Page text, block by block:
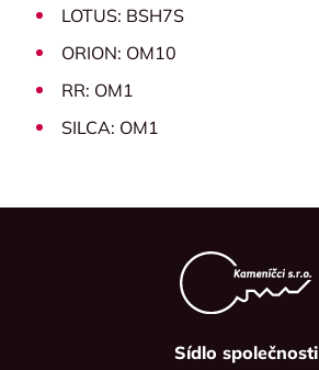
LOTUS: BSH7S
ORION: OM10
RR: OM1
SILCA: OM1
Sídlo společnosti